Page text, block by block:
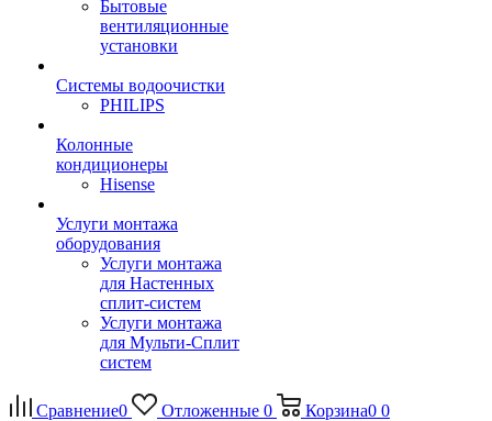
Бытовые
вентиляционные
установки
Системы водоочистки
PHILIPS
Колонные
кондиционеры
Hisense
Услуги монтажа
оборудования
Услуги монтажа
для Настенных
сплит-систем
Услуги монтажа
для Мульти-Сплит
систем
Сравнение0 Отложенные 0 Корзина0 0